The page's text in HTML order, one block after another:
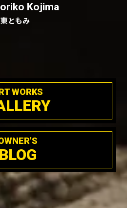
Kojima
ともみ
WORKS
BLOG